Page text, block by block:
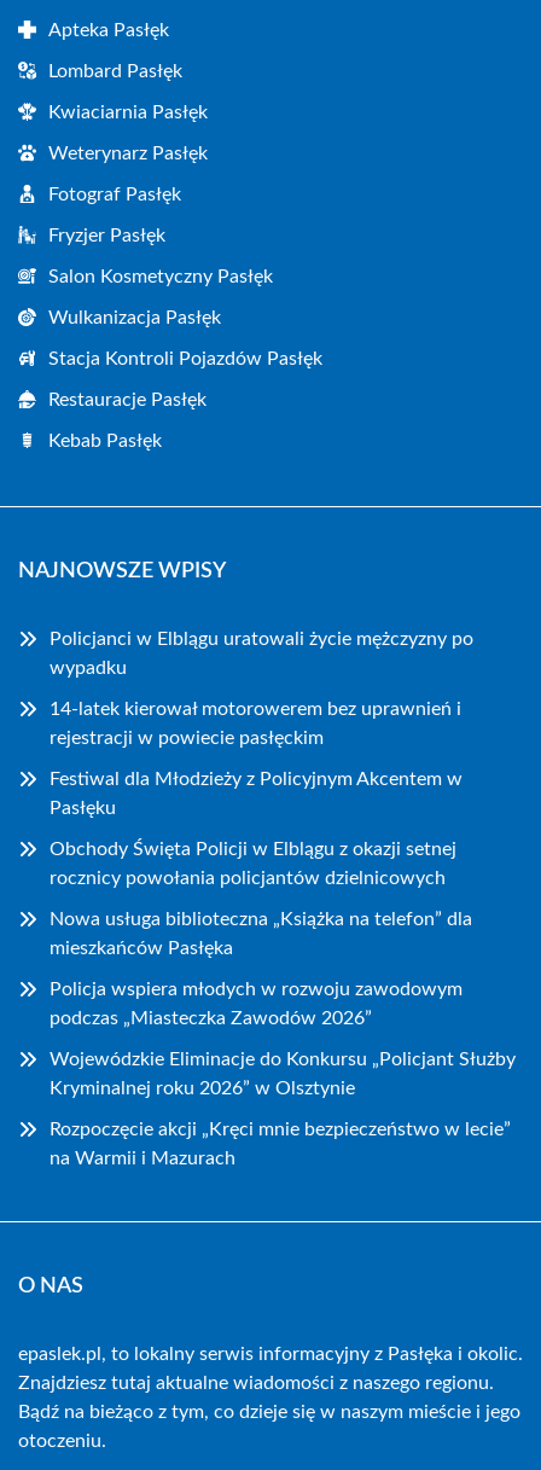
Apteka Pasłęk
Lombard Pasłęk
Kwiaciarnia Pasłęk
Weterynarz Pasłęk
Fotograf Pasłęk
Fryzjer Pasłęk
Salon Kosmetyczny Pasłęk
Wulkanizacja Pasłęk
Stacja Kontroli Pojazdów Pasłęk
Restauracje Pasłęk
Kebab Pasłęk
NAJNOWSZE WPISY
Policjanci w Elblągu uratowali życie mężczyzny po
wypadku
14-latek kierował motorowerem bez uprawnień i
rejestracji w powiecie pasłęckim
Festiwal dla Młodzieży z Policyjnym Akcentem w
Pasłęku
Obchody Święta Policji w Elblągu z okazji setnej
rocznicy powołania policjantów dzielnicowych
Nowa usługa biblioteczna „Książka na telefon” dla
mieszkańców Pasłęka
Policja wspiera młodych w rozwoju zawodowym
podczas „Miasteczka Zawodów 2026”
Wojewódzkie Eliminacje do Konkursu „Policjant Służby
Kryminalnej roku 2026” w Olsztynie
Rozpoczęcie akcji „Kręci mnie bezpieczeństwo w lecie”
na Warmii i Mazurach
O NAS
epaslek.pl, to lokalny serwis informacyjny z Pasłęka i okolic.
Znajdziesz tutaj aktualne wiadomości z naszego regionu.
Bądź na bieżąco z tym, co dzieje się w naszym mieście i jego
otoczeniu.